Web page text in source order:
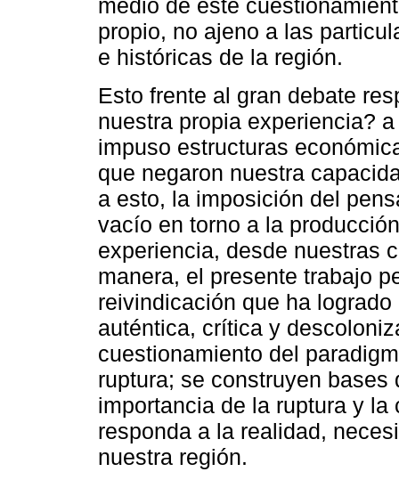
medio de este
propio, no ajeno a las
e históricas de la región.
Esto frente al gran debate
nuestra propia experiencia?
impuso estructuras
que negaron nuestra
a esto, la imposición del
vacío en torno a la
experiencia, desde nuestras
manera, el presente trabajo
reivindicación que ha
auténtica, crítica y
cuestionamiento del
ruptura; se construyen
importancia de la ruptura y
responda a la realidad,
nuestra región.